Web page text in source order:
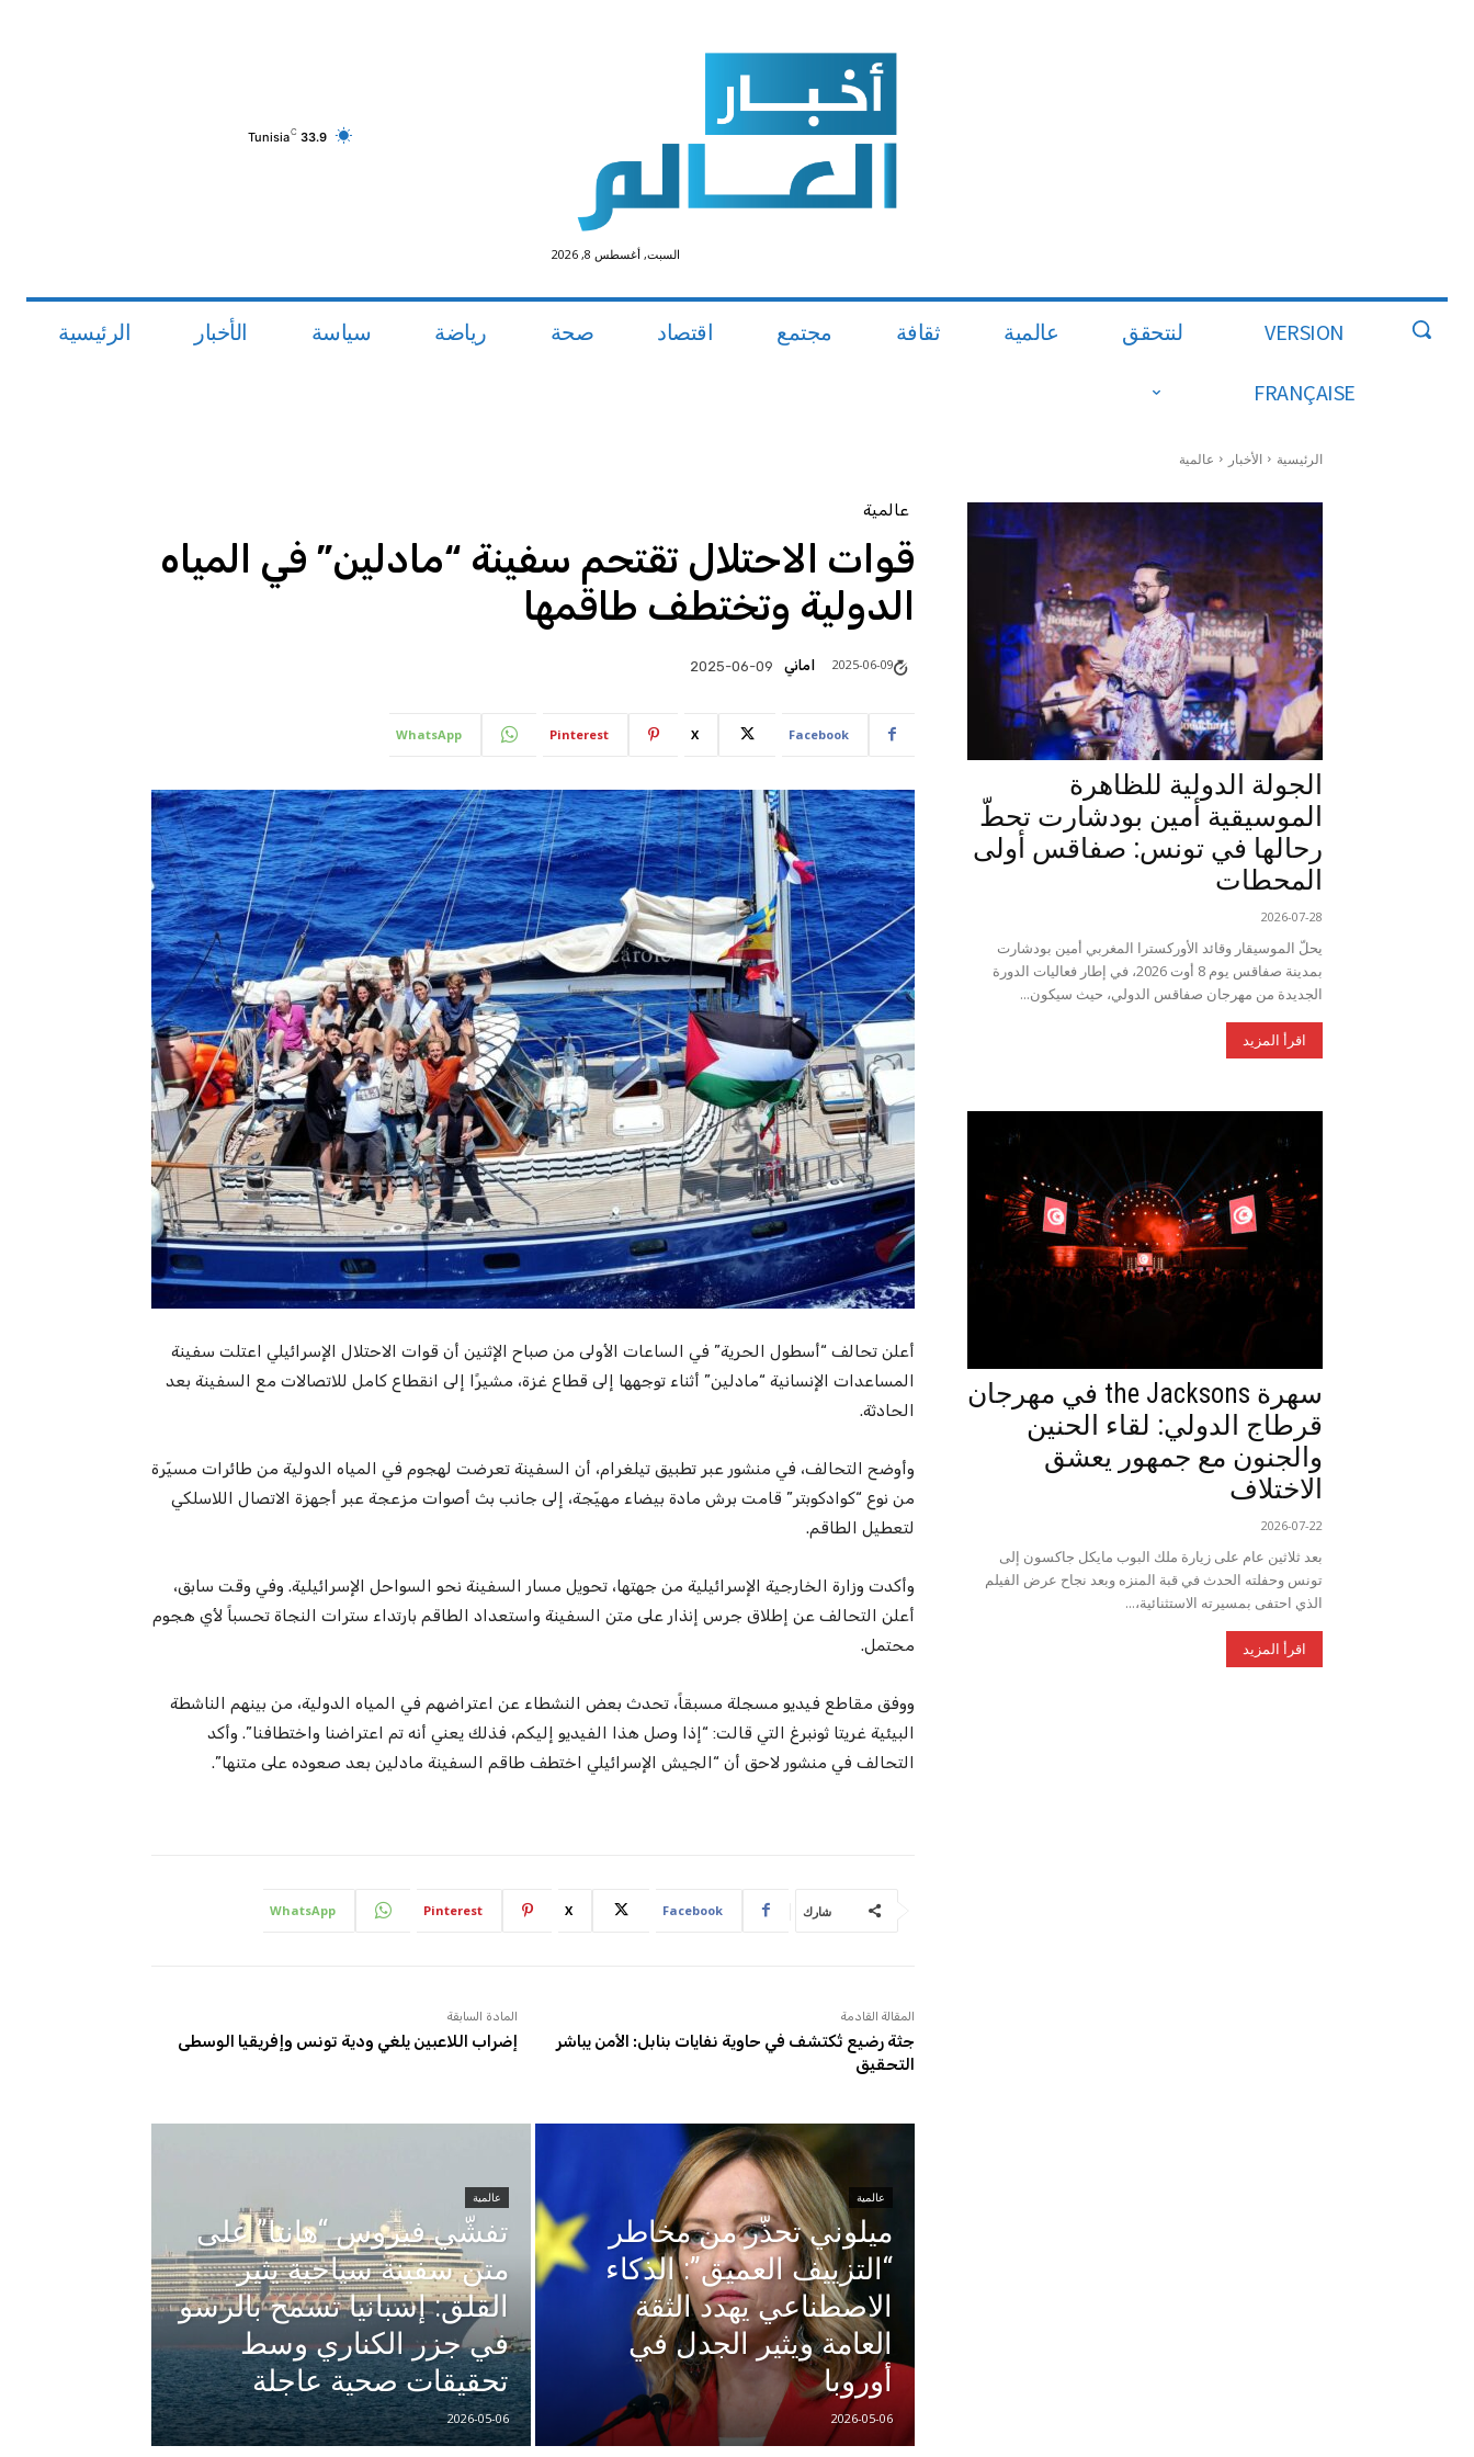
33.9
C
Tunisia
السبت, أغسطس 8, 2026
VERSION
FRANÇAISE
لنتحقق عالمية ثقافة مجتمع اقتصاد صحة رياضة سياسة الأخبار الرئيسية
الرئيسية الأخبار عالمية
عالمية
قوات الاحتلال تقتحم سفينة “مادلين” في المياه
الدولية وتختطف طاقمها
اماني 2025-06-09 2025-06-09
Facebook
X
Pinterest
WhatsApp
أعلن تحالف “أسطول الحرية” في الساعات الأولى من صباح الإثنين أن قوات الاحتلال الإسرائيلي اعتلت سفينة
المساعدات الإنسانية “مادلين” أثناء توجهها إلى قطاع غزة، مشيرًا إلى انقطاع كامل للاتصالات مع السفينة بعد
الحادثة.
وأوضح التحالف، في منشور عبر تطبيق تيلغرام، أن السفينة تعرضت لهجوم في المياه الدولية من طائرات مسيّرة
من نوع “كوادكوبتر” قامت برش مادة بيضاء مهيّجة، إلى جانب بث أصوات مزعجة عبر أجهزة الاتصال اللاسلكي
لتعطيل الطاقم.
وأكدت وزارة الخارجية الإسرائيلية من جهتها، تحويل مسار السفينة نحو السواحل الإسرائيلية. وفي وقت سابق،
أعلن التحالف عن إطلاق جرس إنذار على متن السفينة واستعداد الطاقم بارتداء سترات النجاة تحسباً لأي هجوم
محتمل.
ووفق مقاطع فيديو مسجلة مسبقاً، تحدث بعض النشطاء عن اعتراضهم في المياه الدولية، من بينهم الناشطة
البيئية غريتا ثونبرغ التي قالت: “إذا وصل هذا الفيديو إليكم، فذلك يعني أنه تم اعتراضنا واختطافنا”. وأكد
التحالف في منشور لاحق أن “الجيش الإسرائيلي اختطف طاقم السفينة مادلين بعد صعوده على متنها”.
شارك Facebook
X
Pinterest
WhatsApp
المادة السابقة
إضراب اللاعبين يلغي ودية تونس وإفريقيا الوسطى
المقالة القادمة
جثة رضيع تُكتشف في حاوية نفايات بنابل: الأمن يباشر
التحقيق
عالمية
تفشّي فيروس “هانتا” على
متن سفينة سياحية يثير
القلق: إسبانيا تسمح بالرسو
في جزر الكناري وسط
تحقيقات صحية عاجلة
2026-05-06
عالمية
ميلوني تحذّر من مخاطر
“التزييف العميق”: الذكاء
الاصطناعي يهدد الثقة
العامة ويثير الجدل في
أوروبا
2026-05-06
الجولة الدولية للظاهرة
الموسيقية أمين بودشارت تحطّ
رحالها في تونس: صفاقس أولى
المحطات
2026-07-28
يحلّ الموسيقار وقائد الأوركسترا المغربي أمين بودشارت
بمدينة صفاقس يوم 8 أوت 2026، في إطار فعاليات الدورة
الجديدة من مهرجان صفاقس الدولي، حيث سيكون...
اقرأ المزيد
سهرة the Jacksons في مهرجان
قرطاج الدولي: لقاء الحنين
والجنون مع جمهور يعشق
الاختلاف
2026-07-22
بعد ثلاثين عام على زيارة ملك البوب مايكل جاكسون إلى
تونس وحفلته الحدث في قبة المنزه وبعد نجاح عرض الفيلم
الذي احتفى بمسيرته الاستثنائية،...
اقرأ المزيد